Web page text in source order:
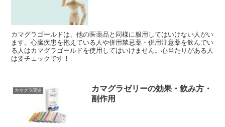
カマグラゴールドは、他の医薬品と同様に服用してはいけない人がい
ます。心臓疾患を抱えている人や併用禁忌薬・併用注意薬を飲んでい
る人はカマグラゴールドを使用してはいけません。心当たりがある人
は要チェックです！
カマグラ関連
カマグラゼリーの効果・飲み方・
副作用